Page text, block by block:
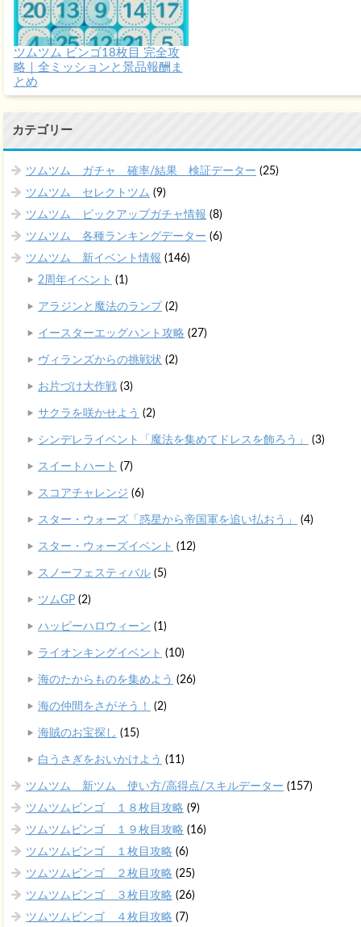
ツムツム ビンゴ18枚目 完全攻
略｜全ミッションと景品報酬ま
とめ
カテゴリー
ツムツム ガチャ 確率/結果 検証データー (25)
ツムツム セレクトツム (9)
ツムツム ピックアップガチャ情報 (8)
ツムツム 各種ランキングデーター (6)
ツムツム 新イベント情報 (146)
2周年イベント (1)
アラジンと魔法のランプ (2)
イースターエッグハント攻略 (27)
ヴィランズからの挑戦状 (2)
お片づけ大作戦(3)
サクラを咲かせよう (2)
シンデレライベント「魔法を集めてドレスを飾ろう」 (3)
スイートハート (7)
スコアチャレンジ (6)
スター・ウォーズ「惑星から帝国軍を追い払おう」 (4)
スター・ウォーズイベント (12)
スノーフェスティバル(5)
ツムGP(2)
ハッピーハロウィーン (1)
ライオンキングイベント (10)
海のたからものを集めよう (26)
海の仲間をさがそう！ (2)
海賊のお宝探し (15)
白うさぎをおいかけよう (11)
ツムツム 新ツム 使い方/高得点/スキルデーター (157)
ツムツムビンゴ １８枚目攻略 (9)
ツムツムビンゴ １９枚目攻略 (16)
ツムツムビンゴ １枚目攻略 (6)
ツムツムビンゴ ２枚目攻略 (25)
ツムツムビンゴ ３枚目攻略 (26)
ツムツムビンゴ ４枚目攻略 (7)